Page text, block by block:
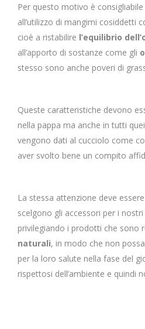
Per questo motivo è
all’utilizzo di mangimi cosiddetti
cioè a ristabilire l’equilibrio
all’apporto di sostanze come gli
stesso sono anche poveri di
Queste caratteristiche devono
nella pappa ma anche in tutti
vengono dati al cucciolo come
aver svolto bene un compito
La stessa attenzione deve
scelgono gli accessori per i
privilegiando i prodotti che sono
naturali, in modo che non
per la loro salute nella fase del
rispettosi dell’ambiente e quindi